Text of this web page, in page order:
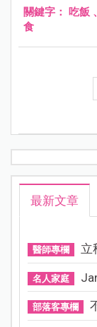
關鍵字： 吃飯
食
最新文章
醫師專欄 立
名人家庭
部落客專欄